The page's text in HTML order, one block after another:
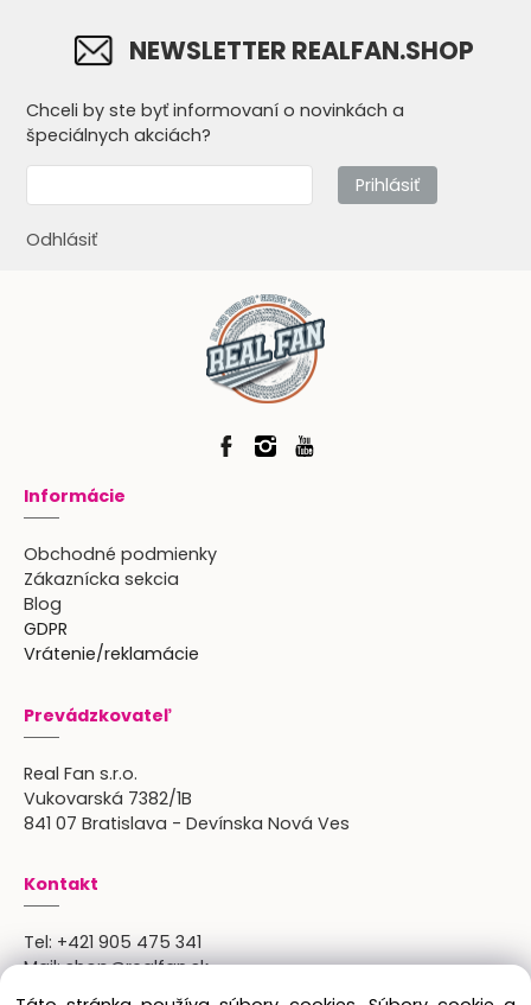
NEWSLETTER REALFAN.SHOP
Chceli by ste byť informovaní o novinkách a
špeciálnych akciách?
Prihlásiť
Odhlásiť
Informácie
Obchodné podmienky
Zákaznícka sekcia
Blog
GDPR
Vrátenie/reklamácie
Prevádzkovateľ
Real Fan s.r.o.
Vukovarská 7382/1B
841 07 Bratislava - Devínska Nová Ves
Kontakt
Tel: +421 905 475 341
Mail:shop@realfan.sk
Zákaznícka linka: 9:00-18:00